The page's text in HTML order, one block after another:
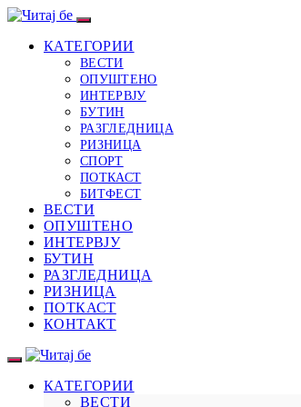
КАТЕГОРИИ
ВЕСТИ
ОПУШТЕНО
ИНТЕРВЈУ
БУТИН
РАЗГЛЕДНИЦА
РИЗНИЦА
СПОРТ
ПОТКАСТ
БИТФЕСТ
ВЕСТИ
ОПУШТЕНО
ИНТЕРВЈУ
БУТИН
РАЗГЛЕДНИЦА
РИЗНИЦА
ПОТКАСТ
КОНТАКТ
КАТЕГОРИИ
ВЕСТИ